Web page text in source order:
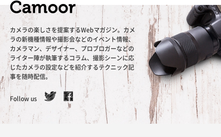
カメラの楽しさを提案するWebマガジン。カメ
ラの新機種情報や撮影会などのイベント情報、
カメラマン、デザイナー、プロブロガーなどの
ライター陣が執筆するコラム、撮影シーンに応
じたカメラの設定などを紹介するテクニック記
事を随時配信。
Follow us